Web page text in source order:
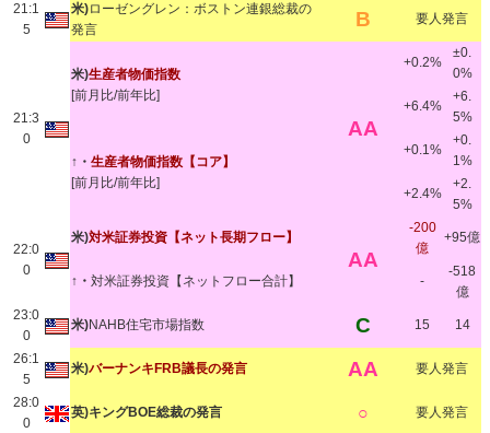
21:1
5
米)ローゼングレン：ボストン連銀総裁の
発言
B 要人発言
21:3
0
米)生産者物価指数
[前月比/前年比]
AA
+0.2%
±0.
0%
+6.4%
+6.
5%
↑・ 生産者物価指数 【コア】
[前月比/前年比]
+0.1%
+0.
1%
+2.4%
+2.
5%
22:0
0
米)対米証券投資【ネット長期フロー】
AA
-200
億
+95億
↑・ 対米証券投資【ネットフロー合計】 -
-518
億
23:0
0
米)NAHB住宅市場指数 C 15 14
26:1
5
米)バーナンキFRB議長の発言 AA 要人発言
28:0
0
英)キングBOE総裁の発言 ○ 要人発言